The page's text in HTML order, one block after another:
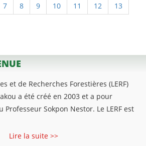
7 8 9 10 11 12
13
et de Recherches Forestières (LERF)
a été créé en 2003 et a pour
Sokpon Nestor. Le LERF est
Lire la suite >>